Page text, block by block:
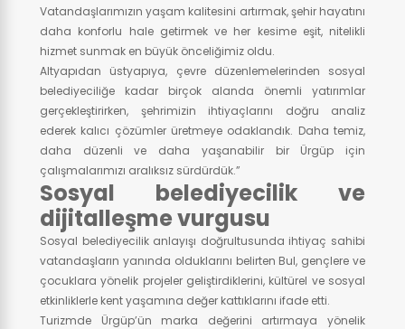
Vatandaşlarımızın yaşam kalitesini artırmak, şehir hayatını
daha konforlu hale getirmek ve her kesime eşit, nitelikli
hizmet sunmak en büyük önceliğimiz oldu.
Altyapıdan üstyapıya, çevre düzenlemelerinden sosyal
belediyeciliğe kadar birçok alanda önemli yatırımlar
gerçekleştirirken, şehrimizin ihtiyaçlarını doğru analiz
ederek kalıcı çözümler üretmeye odaklandık. Daha temiz,
daha düzenli ve daha yaşanabilir bir Ürgüp için
çalışmalarımızı aralıksız sürdürdük.”
Sosyal belediyecilik ve
dijitalleşme vurgusu
Sosyal belediyecilik anlayışı doğrultusunda ihtiyaç sahibi
vatandaşların yanında olduklarını belirten Bul, gençlere ve
çocuklara yönelik projeler geliştirdiklerini, kültürel ve sosyal
etkinliklerle kent yaşamına değer kattıklarını ifade etti.
Turizmde Ürgüp’ün marka değerini artırmaya yönelik